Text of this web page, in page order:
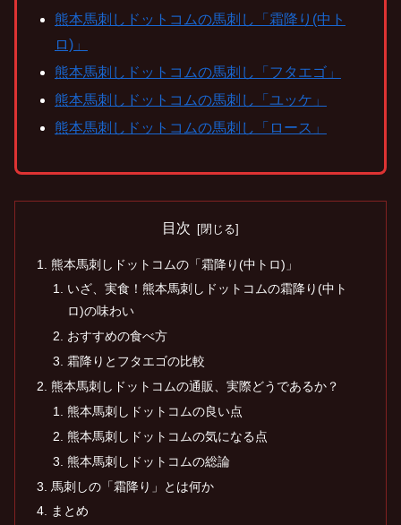
熊本馬刺しドットコムの馬刺し「霜降り(中ト
ロ)」
熊本馬刺しドットコムの馬刺し「フタエゴ」
熊本馬刺しドットコムの馬刺し「ユッケ」
熊本馬刺しドットコムの馬刺し「ロース」
目次
熊本馬刺しドットコムの「霜降り(中トロ)」
いざ、実食！熊本馬刺しドットコムの霜降り(中ト
ロ)の味わい
おすすめの食べ方
霜降りとフタエゴの比較
熊本馬刺しドットコムの通販、実際どうであるか？
熊本馬刺しドットコムの良い点
熊本馬刺しドットコムの気になる点
熊本馬刺しドットコムの総論
馬刺しの「霜降り」とは何か
まとめ